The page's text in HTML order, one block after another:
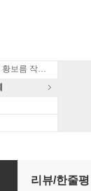
뮤지컬 〈휴남동 서점〉X 황보름 작가 북토크
리뷰/한줄평